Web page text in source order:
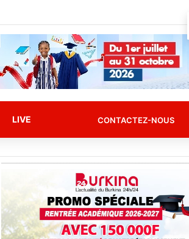
LIVE CONTACTEZ-NOUS